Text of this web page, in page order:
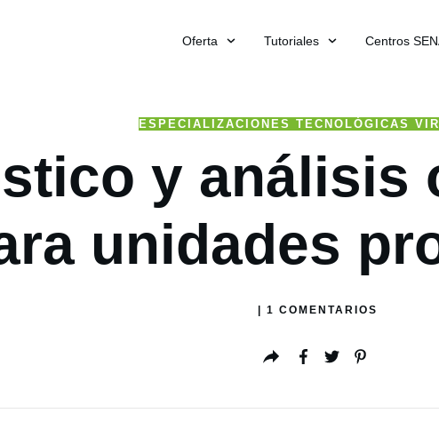
Oferta Tutoriales Centros
ESPECIALIZACIONES TECNOLÓGICAS
y análisis
unidades
1 COMENTARIOS